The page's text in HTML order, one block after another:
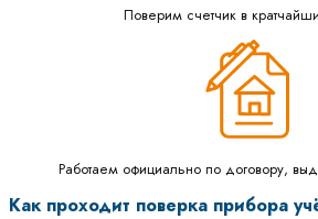
Поверим счетчик в
Работаем официально по договору,
Как проходит поверка прибора